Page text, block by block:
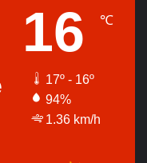
16 ℃
17º - 16º
94%
1.36 km/h